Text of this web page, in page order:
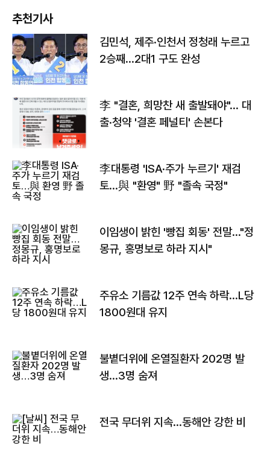
추천기사
김민석, 제주·인천서 정청래 누르고
2승째…2대1 구도 완성
李 "결혼, 희망찬 새 출발돼야"… 대
출·청약 '결혼 페널티' 손본다
李대통령 'ISA·주가 누르기' 재검
토…與 "환영" 野 "졸속 국정"
이임생이 밝힌 '빵집 회동' 전말…"정
몽규, 홍명보로 하라 지시"
주유소 기름값 12주 연속 하락…L당
1800원대 유지
불볕더위에 온열질환자 202명 발
생…3명 숨져
전국 무더위 지속…동해안 강한 비